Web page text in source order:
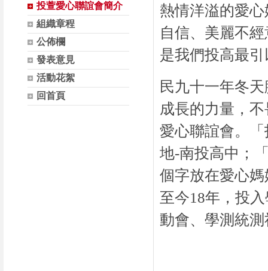
投萱愛心聯誼會簡介
組織章程
公佈欄
發表意見
活動花絮
回首頁
熱情洋溢的愛
自信、美麗不
是我們投高最
民九十一年冬
成長的力量，
愛心聯誼會。
地-南投高中；
個字放在愛心
至今18年，投
動會、學測統